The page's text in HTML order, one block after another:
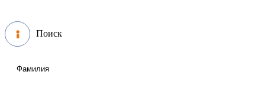
Поиск